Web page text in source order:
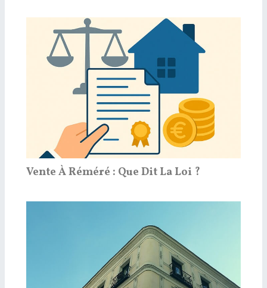
Vente À Réméré : Que Dit La Loi ?